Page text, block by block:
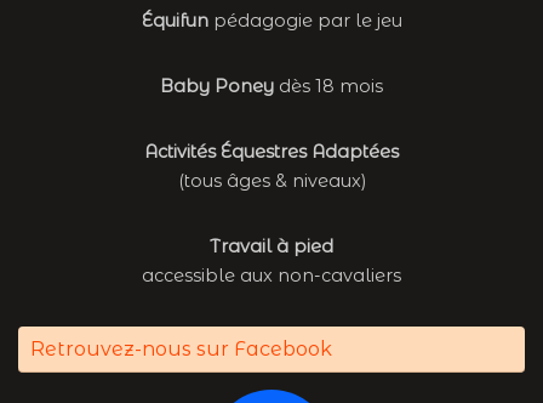
Équifunpédagogie par le jeu
Baby Poney dès 18 mois
Activités Équestres Adaptées
(tous âges & niveaux)
Travail à pied
accessible aux non-cavaliers
Retrouvez-nous sur Facebook